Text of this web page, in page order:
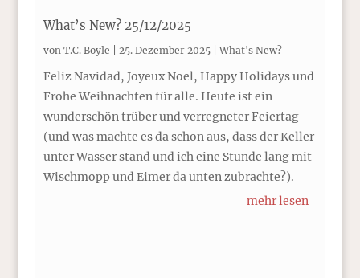
What’s New? 25/12/2025
von T.C. Boyle 25. Dezember 2025|What's New?
Feliz Navidad, Joyeux Noel, Happy Holidays und
Frohe Weihnachten für alle. Heute ist ein
wunderschön trüber und verregneter Feiertag
(und was machte es da schon aus, dass der Keller
unter Wasser stand und ich eine Stunde lang mit
Wischmopp und Eimer da unten zubrachte?).
mehr lesen